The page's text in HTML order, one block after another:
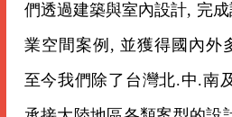
們透過建築與室內設計, 完
業空間案例, 並獲得國內外
至今我們除了台灣北.中.南